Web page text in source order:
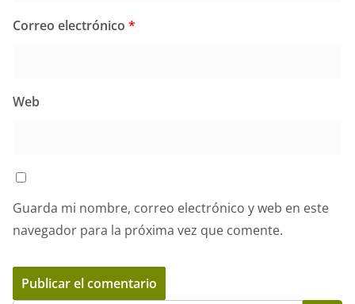
Correo electrónico *
Web
Guarda mi nombre, correo electrónico y web en este
navegador para la próxima vez que comente.